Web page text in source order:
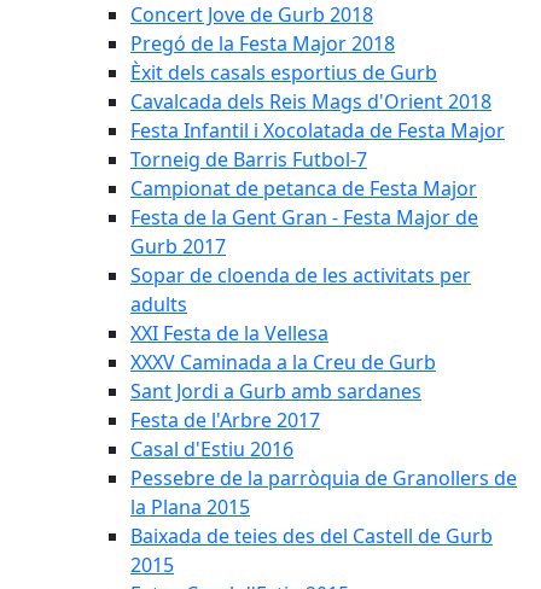
Concert Jove de Gurb 2018
Pregó de la Festa Major 2018
Èxit dels casals esportius de Gurb
Cavalcada dels Reis Mags d'Orient 2018
Festa Infantil i Xocolatada de Festa Major
Torneig de Barris Futbol-7
Campionat de petanca de Festa Major
Festa de la Gent Gran - Festa Major de
Gurb 2017
Sopar de cloenda de les activitats per
adults
XXI Festa de la Vellesa
XXXV Caminada a la Creu de Gurb
Sant Jordi a Gurb amb sardanes
Festa de l'Arbre 2017
Casal d'Estiu 2016
Pessebre de la parròquia de Granollers de
la Plana 2015
Baixada de teies des del Castell de Gurb
2015